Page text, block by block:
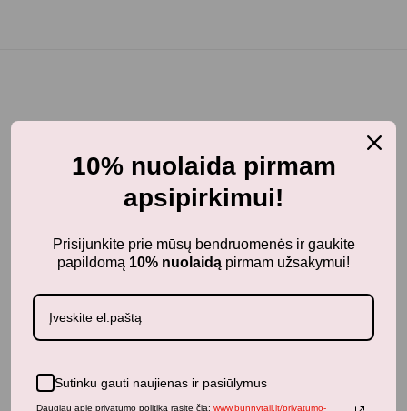
Jums taip pat gali patikti...
10% nuolaida pirmam
apsipirkimui!
Prisijunkite prie mūsų bendruomenės ir gaukite
papildomą 10% nuolaidą pirmam užsakymui!
Sutinku gauti naujienas ir pasiūlymus
Daugiau apie privatumo politiką rasite čia: www.bunnytail.lt/privatumo-